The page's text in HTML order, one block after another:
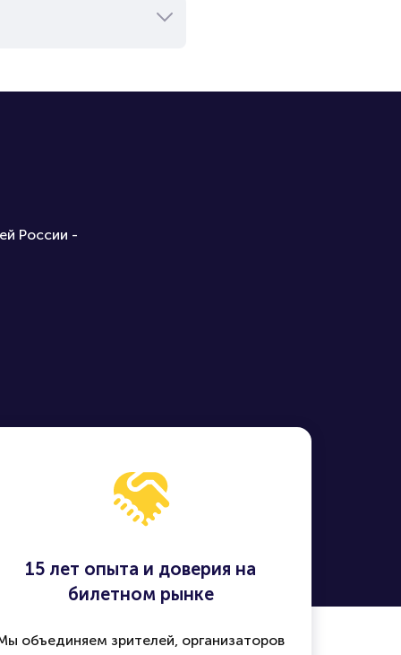
России -
15 лет опыта и доверия на
билетном рынке
объединяем зрителей, организаторов